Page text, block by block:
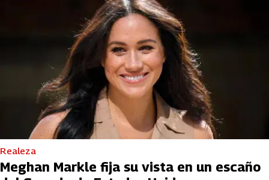
Realeza
Meghan Markle fija su vista en un escaño